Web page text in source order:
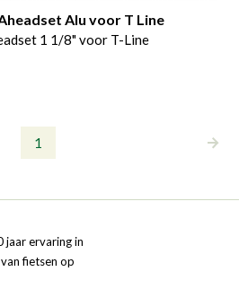
Alu voor T Line
1 1/8" voor T-Line
1
jaar ervaring in
fietsen op